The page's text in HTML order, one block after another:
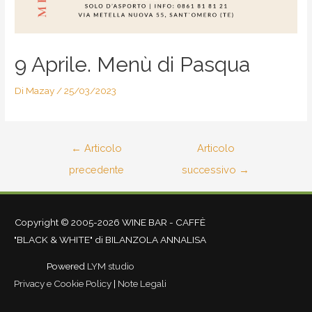
9 Aprile. Menù di Pasqua
Di Mazay /25/03/2023
← Articolo
precedente
Articolo
successivo →
Copyright © 2005-2026 WINE BAR - CAFFÈ
"BLACK & WHITE" di BILANZOLA ANNALISA
Powered LYM studio
Privacy e Cookie Policy | Note Legali